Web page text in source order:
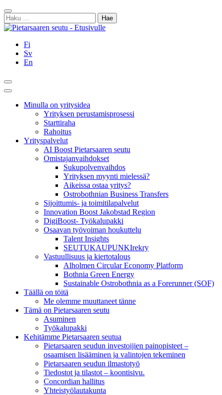
Siirry
sisältöön
Sulje
Haku:
Fi
Sv
En
Hae
Päävalikko
Minulla on yritysidea
Yrityksen perustamisprosessi
Starttiraha
Rahoitus
Yrityspalvelut
AI Boost Pietarsaaren seutu
Omistajanvaihdokset
Sukupolvenvaihdos
Yrityksen myynti mielessä?
Aikeissa ostaa yritys?
Ostrobothnian Business Transfers
Sijoittumis- ja toimitilapalvelut
Innovation Boost Jakobstad Region
DigiBoost- Työkalupakki
Osaavan työvoiman houkuttelu
Talent Insights
SEUTUKAUPUNKIrekry
Vastuullisuus ja kiertotalous
Alholmen Circular Economy Platform
Bothnia Green Energy
Sustainable Ostrobothnia as a Forerunner (SOF)
Täällä on töitä
Me olemme muuttaneet tänne
Tämä on Pietarsaaren seutu
Asuminen
Työkalupakki
Kehitämme Pietarsaaren seutua
Pietarsaaren seudun investoijien painopisteet –
osaamisen lisääminen ja valintojen tekeminen
Pietarsaaren seudun ilmastotyö
Tiedostot ja tilastot – koontisivu.
Concordian hallitus
Yhteistyölautakunta